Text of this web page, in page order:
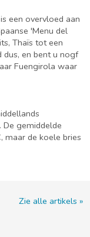
een overvloed aan
'Menu del
Thaïs tot een
dus, en bent u nogf
Fuengirola waar
gemiddelde
maar de koele bries
Zie alle artikels